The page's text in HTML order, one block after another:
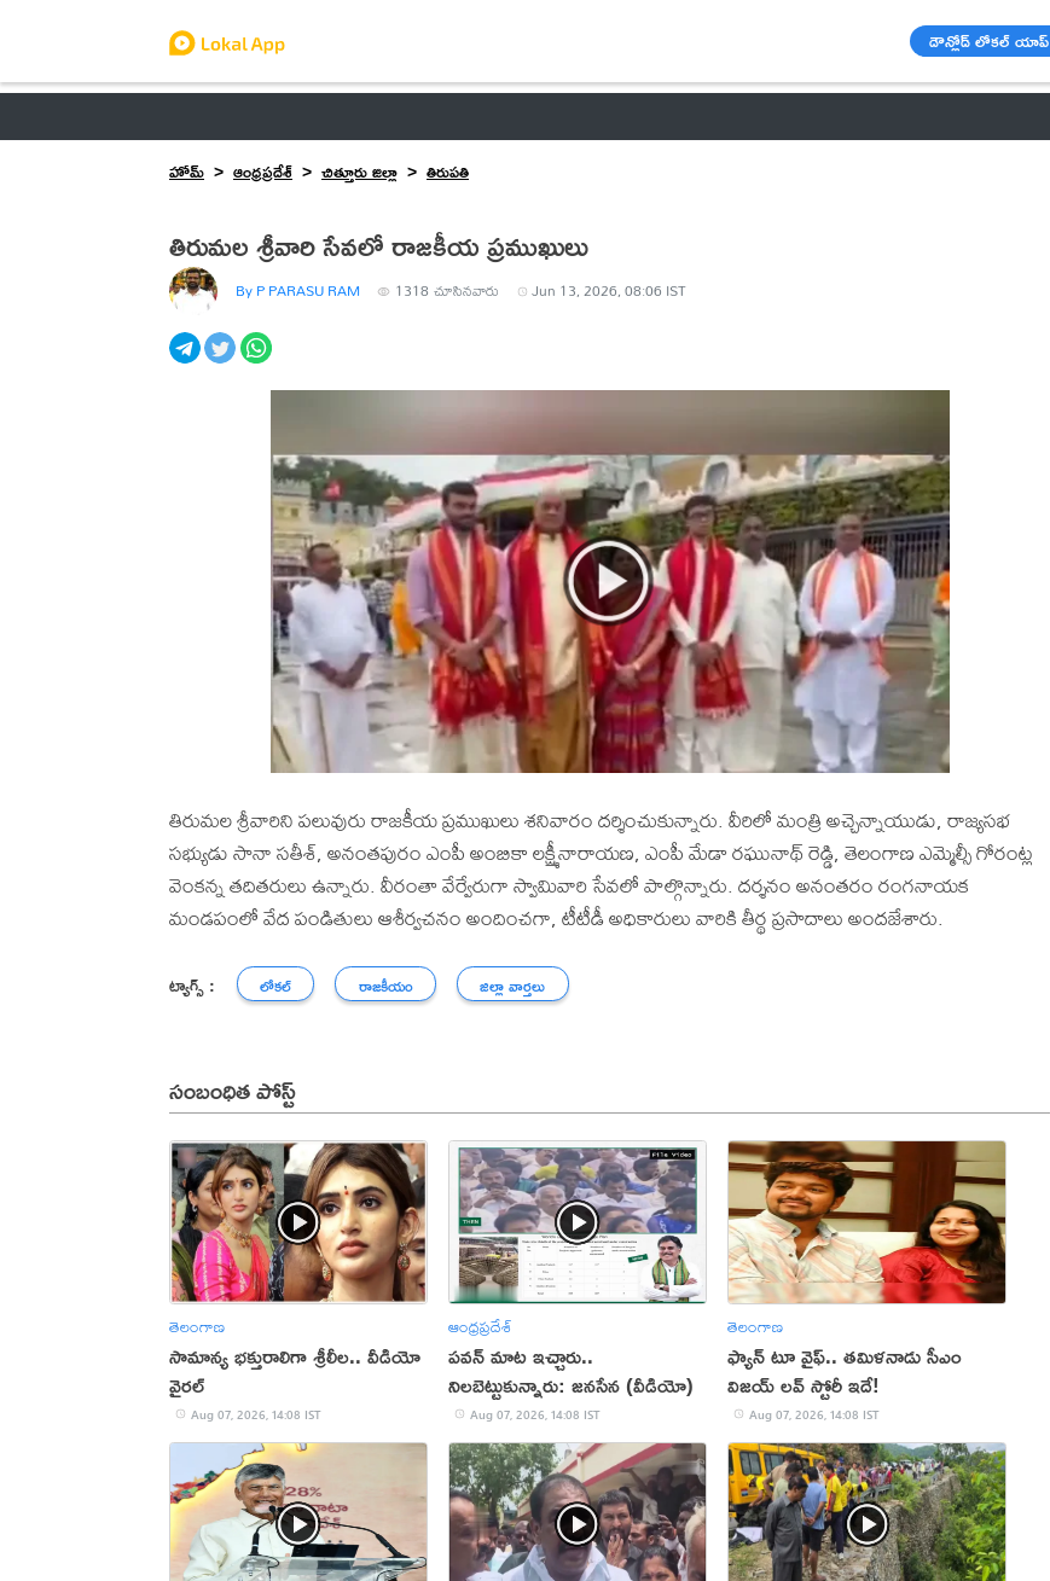
డౌన్లోడ్ లోకల్ యాప్
హోమ్
ఆంధ్రప్రదేశ్ చిత్తూరు జిల్లా తిరుపతి
తిరుమల శ్రీవారి సేవలో రాజకీయ ప్రముఖులు
By P PARASU RAM 1318 చూసినవారు Jun 13, 2026, 08:06 IST
తిరుమల శ్రీవారిని పలువురు రాజకీయ ప్రముఖులు శనివారం దర్శించుకున్నారు. వీరిలో మంత్రి అచ్చెన్నాయుడు, రాజ్యసభ
సభ్యుడు సానా సతీశ్, అనంతపురం ఎంపీ అంబికా లక్ష్మీనారాయణ, ఎంపీ మేడా రఘునాథ్ రెడ్డి, తెలంగాణ ఎమ్మెల్సీ గోరంట్ల
వెంకన్న తదితరులు ఉన్నారు. వీరంతా వేర్వేరుగా స్వామివారి సేవలో పాల్గొన్నారు. దర్శనం అనంతరం రంగనాయక
మండపంలో వేద పండితులు ఆశీర్వచనం అందించగా, టీటీడీ అధికారులు వారికి తీర్థ ప్రసాదాలు అందజేశారు.
ట్యాగ్స్ : లోకల్ రాజకీయం జిల్లా వార్తలు
సంబంధిత పోస్ట్
తెలంగాణ
సామాన్య భక్తురాలిగా శ్రీలీల.. వీడియో
వైరల్
Aug 07, 2026, 14:08 IST
ఆంధ్రప్రదేశ్
పవన్ మాట ఇచ్చారు..
నిలబెట్టుకున్నారు: జనసేన (వీడియో)
Aug 07, 2026, 14:08 IST
తెలంగాణ
ఫ్యాన్ టూ వైఫ్.. తమిళనాడు సీఎం
విజయ్ లవ్ స్టోరీ ఇదే!
Aug 07, 2026, 14:08 IST